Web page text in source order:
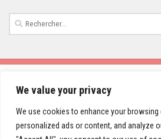
We value your privacy
We use cookies to enhance your browsing
personalized ads or content, and analyze
Rechercher :